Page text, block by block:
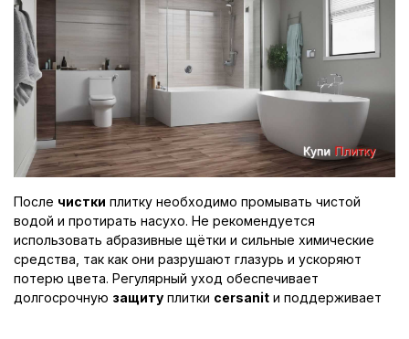
После чистки плитку необходимо промывать чистой
водой и протирать насухо. Не рекомендуется
использовать абразивные щётки и сильные химические
средства, так как они разрушают глазурь и ускоряют
потерю цвета. Регулярный уход обеспечивает
долгосрочную защиту плитки cersanit и поддерживает